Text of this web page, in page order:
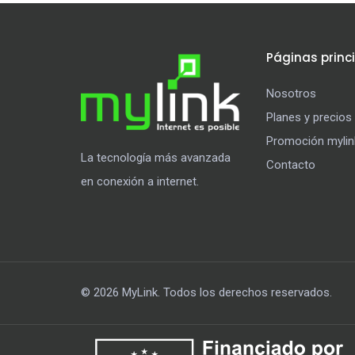
La tecnología más avanzada
en conexión a internet.
Páginas
Nosotros
Planes y precios
Promoción
Contacto
© 2026 MyLink. Todos los derechos reservados.